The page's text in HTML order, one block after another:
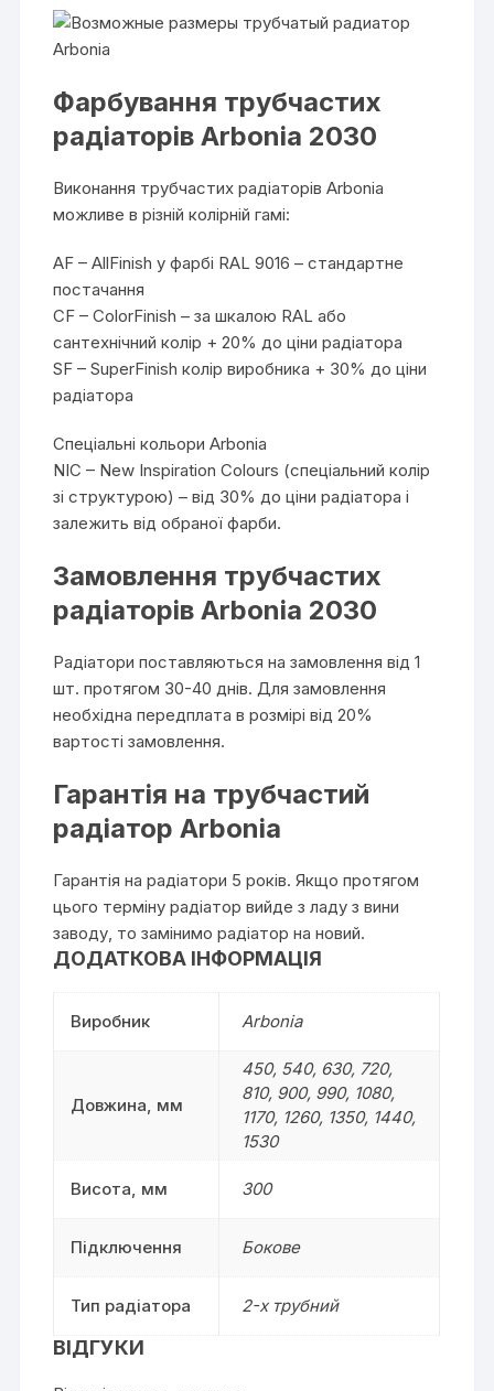
Фарбування трубчастих
радіаторів Arbonia 2030
Виконання трубчастих радіаторів Arbonia
можливе в різній колірній гамі:
AF – AllFinish у фарбі RAL 9016 – стандартне
постачання
CF – ColorFinish – за шкалою RAL або
сантехнічний колір + 20% до ціни радіатора
SF – SuperFinish колір виробника + 30% до ціни
радіатора
Спеціальні кольори Arbonia
NIC – New Inspiration Colours (спеціальний колір
зі структурою) – від 30% до ціни радіатора і
залежить від обраної фарби.
Замовлення трубчастих
радіаторів Arbonia 2030
Радіатори поставляються на замовлення від 1
шт. протягом 30-40 днів. Для замовлення
необхідна передплата в розмірі від 20%
вартості замовлення.
Гарантія на трубчастий
радіатор Arbonia
Гарантія на радіатори 5 років. Якщо протягом
цього терміну радіатор вийде з ладу з вини
заводу, то замінимо радіатор на новий.
ДОДАТКОВА ІНФОРМАЦІЯ
Виробник Arbonia
Довжина, мм
450, 540, 630, 720,
810, 900, 990, 1080,
1170, 1260, 1350, 1440,
1530
Висота, мм 300
Підключення Бокове
Тип радіатора 2-х трубний
ВІДГУКИ